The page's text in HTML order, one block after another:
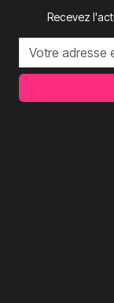
Recevez